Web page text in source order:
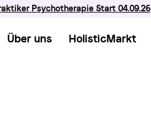
Psychotherapie Start 04.09.26
Über uns HolisticMarkt